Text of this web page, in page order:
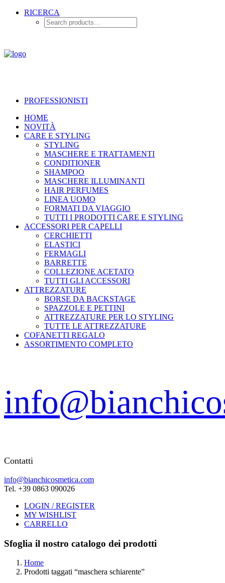
RICERCA
PROFESSIONISTI
HOME
NOVITÀ
CARE E STYLING
STYLING
MASCHERE E TRATTAMENTI
CONDITIONER
SHAMPOO
MASCHERE ILLUMINANTI
HAIR PERFUMES
LINEA UOMO
FORMATI DA VIAGGIO
TUTTI I PRODOTTI CARE E STYLING
ACCESSORI PER CAPELLI
CERCHIETTI
ELASTICI
FERMAGLI
BARRETTE
COLLEZIONE ACETATO
TUTTI GLI ACCESSORI
ATTREZZATURE
BORSE DA BACKSTAGE
SPAZZOLE E PETTINI
ATTREZZATURE PER LO STYLING
TUTTE LE ATTREZZATURE
COFANETTI REGALO
ASSORTIMENTO COMPLETO
Contatti
info@bianchicosmetica.com
Tel. +39 0863 090026
LOGIN / REGISTER
MY WISHLIST
CARRELLO
Sfoglia il nostro catalogo dei prodotti
Home
Prodotti taggati “maschera schiarente”